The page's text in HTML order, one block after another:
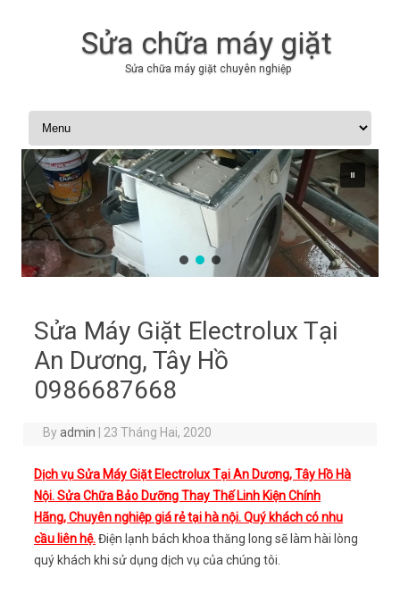
Sửa chữa máy giặt
Sửa chữa máy giặt chuyên nghiệp
Skip to content
Sửa Máy Giặt Electrolux Tại
An Dương, Tây Hồ
0986687668
Byadmin 23 Tháng Hai, 2020
Dịch vụ Sửa Máy Giặt Electrolux Tại An Dương, Tây Hồ Hà
Nội. Sửa Chữa Bảo Dưỡng Thay Thế Linh Kiện Chính
Hãng, Chuyên nghiệp giá rẻ tại hà nội. Quý khách có nhu
cầu liên hệ.Điện lạnh bách khoa thăng long sẽ làm hài lòng
quý khách khi sử dụng dịch vụ của chúng tôi.